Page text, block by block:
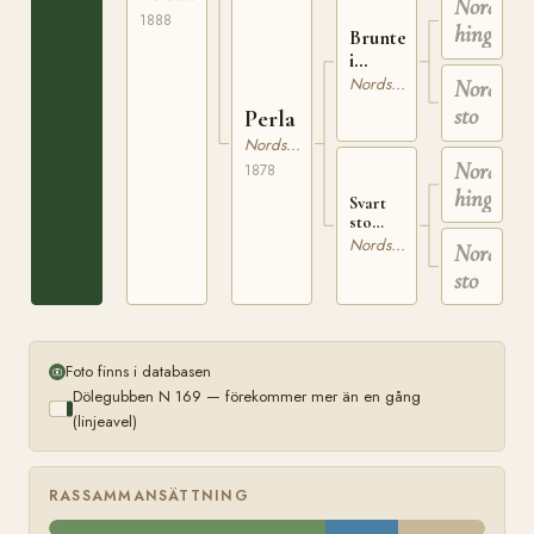
1888
Perla
Nordsvensk Brukshäst
1878
Brunte
i
Tväråträsk
Nordsvensk Brukshäst
Svart
sto
tillhörigNordsvensk Brukshäst
hingst
sto
hingst
sto
Foto finns i databasen
Dölegubben N 169 — förekommer mer än en gång
(linjeavel)
RASSAMMANSÄTTNING